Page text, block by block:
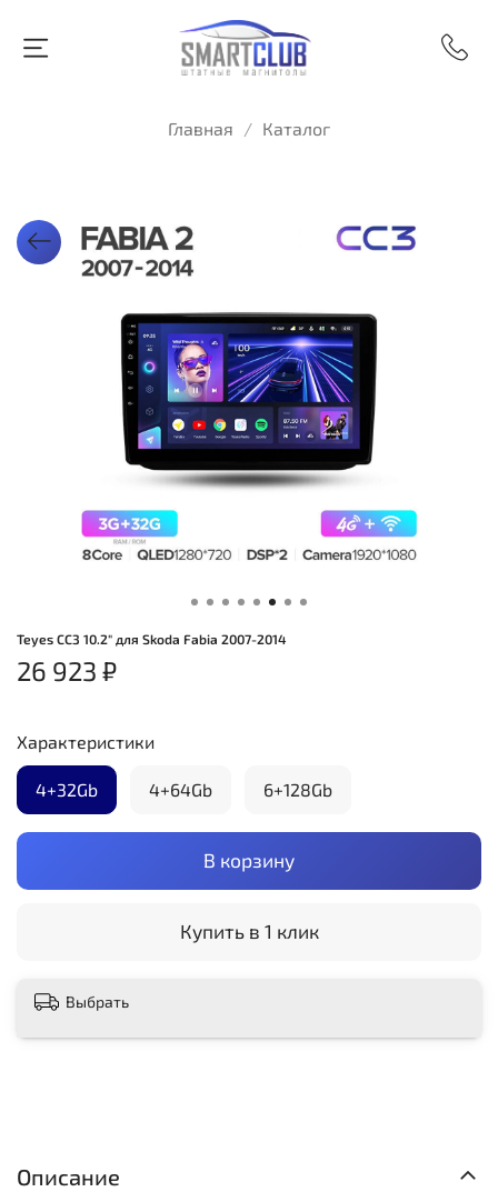
Главная Каталог
Teyes CC3 10.2" для Skoda Fabia 2007-2014
26 923 ₽
В корзину
Купить в 1 клик
Характеристики
4+32Gb 4+64Gb 6+128Gb
Выбрать
Описание